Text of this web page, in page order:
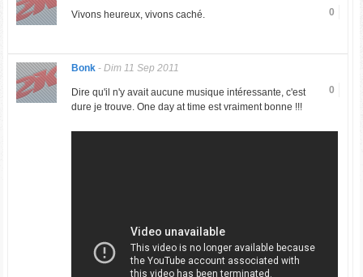
0
Vivons heureux, vivons caché.
Bonk- Dim 11 Sep 2011
0
Dire qu'il n'y avait aucune musique intéressante, c'est
dure je trouve. One day at time est vraiment bonne !!!